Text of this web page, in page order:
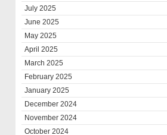
July 2025
June 2025
May 2025
April 2025
March 2025
February 2025
January 2025
December 2024
November 2024
October 2024